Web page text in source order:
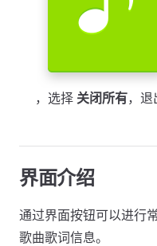
，选择 关闭所有，退
界面介绍
通过界面按钮可以进行
歌曲歌词信息。